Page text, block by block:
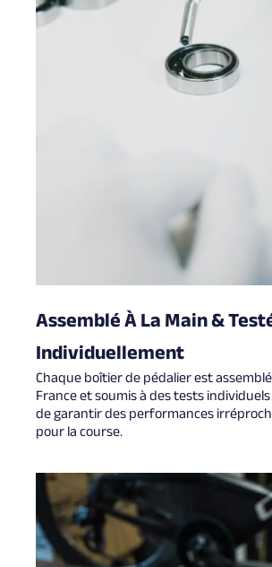
Assemblé À La Main &
Individuellement
Chaque boîtier de pédalier est
France et soumis à des tests
de garantir des performances
pour la course.